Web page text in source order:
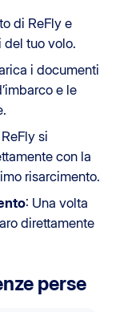
di ReFly e
tuo volo.
i documenti
e le
si
con la
risarcimento.
: Una volta
direttamente
perse